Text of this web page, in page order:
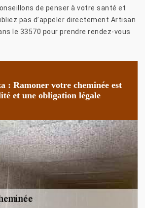
de penser à votre santé et
pas d’appeler directement Artisan
le 33570 pour prendre rendez-vous
: Ramoner votre cheminée est
et une obligation légale